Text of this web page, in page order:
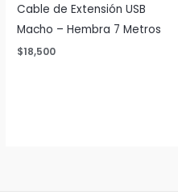
Cable de Extensión USB
Macho – Hembra 7 Metros
$18,500